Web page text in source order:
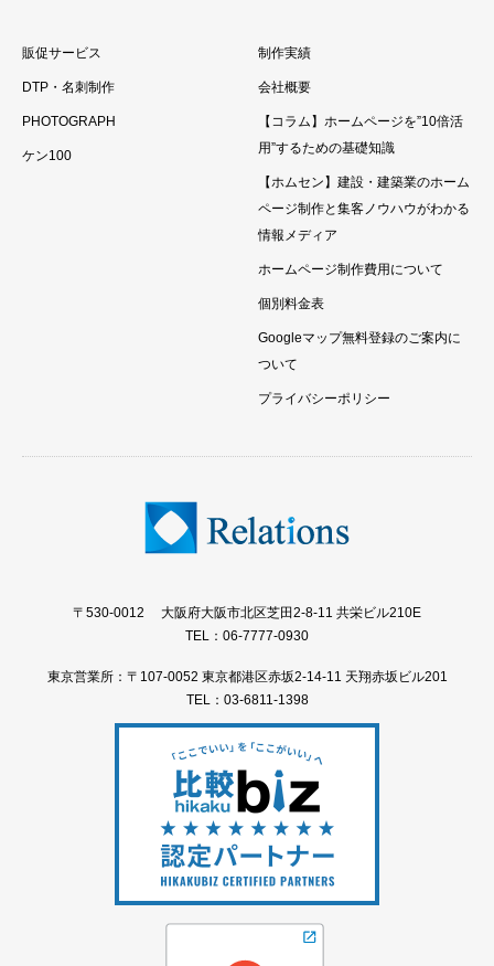
販促サービス
DTP・名刺制作
PHOTOGRAPH
ケン100
制作実績
会社概要
【コラム】ホームページを”10倍活
用”するための基礎知識
【ホムセン】建設・建築業のホーム
ページ制作と集客ノウハウがわかる
情報メディア
ホームページ制作費用について
個別料金表
Googleマップ無料登録のご案内に
ついて
プライバシーポリシー
〒530-0012 大阪府大阪市北区芝田2-8-11 共栄ビル210E
TEL：06-7777-0930
東京営業所：〒107-0052 東京都港区赤坂2-14-11 天翔赤坂ビル201
TEL：03-6811-1398